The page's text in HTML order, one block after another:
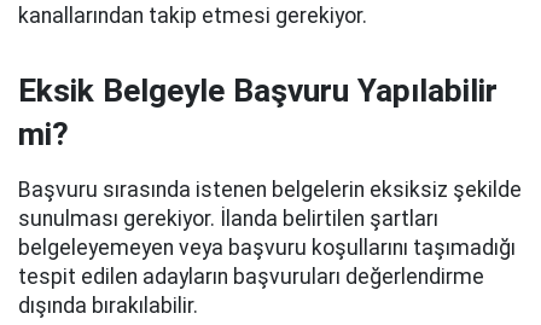
kanallarından takip etmesi gerekiyor.
Eksik Belgeyle Başvuru Yapılabilir
mi?
Başvuru sırasında istenen belgelerin eksiksiz şekilde
sunulması gerekiyor. İlanda belirtilen şartları
belgeleyemeyen veya başvuru koşullarını taşımadığı
tespit edilen adayların başvuruları değerlendirme
dışında bırakılabilir.